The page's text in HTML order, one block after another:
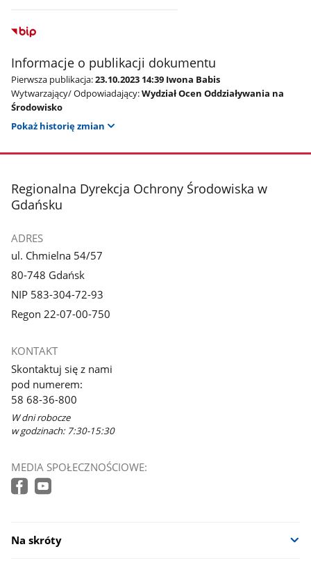
Informacje o publikacji dokumentu
Pierwsza publikacja:23.10.2023 14:39 Iwona Babis
Wytwarzający/ Odpowiadający:Wydział Ocen Oddziaływania na
Środowisko
Pokaż historię zmian
stopka
Regionalna Dyrekcja Ochrony Środowiska w
Gdańsku
ADRES
ul. Chmielna 54/57
80-748 Gdańsk
NIP 583-304-72-93
Regon 22-07-00-750
KONTAKT
Skontaktuj się z nami
pod numerem:
58 68-36-800
W dni robocze
w godzinach: 7:30-15:30
MEDIA SPOŁECZNOŚCIOWE:
Na skróty